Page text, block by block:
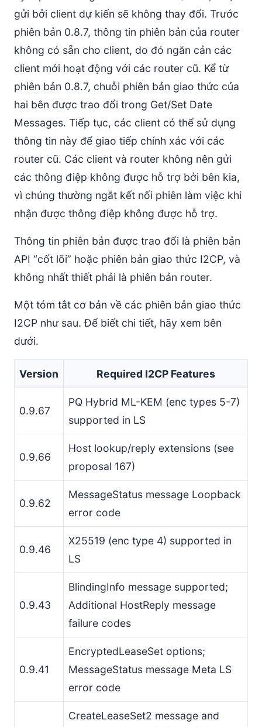
gửi bởi client dự kiến sẽ không thay đổi. Trước
phiên bản 0.8.7, thông tin phiên bản của router
không có sẵn cho client, do đó ngăn cản các
client mới hoạt động với các router cũ. Kể từ
phiên bản 0.8.7, chuỗi phiên bản giao thức của
hai bên được trao đổi trong Get/Set Date
Messages. Tiếp tục, các client có thể sử dụng
thông tin này để giao tiếp chính xác với các
router cũ. Các client và router không nên gửi
các thông điệp không được hỗ trợ bởi bên kia,
vì chúng thường ngắt kết nối phiên làm việc khi
nhận được thông điệp không được hỗ trợ.
Thông tin phiên bản được trao đổi là phiên bản
API “cốt lõi” hoặc phiên bản giao thức I2CP, và
không nhất thiết phải là phiên bản router.
Một tóm tắt cơ bản về các phiên bản giao thức
I2CP như sau. Để biết chi tiết, hãy xem bên
dưới.
Version Required I2CP Features
0.9.67
PQ Hybrid ML-KEM (enc types 5-7)
supported in LS
0.9.66
Host lookup/reply extensions (see
proposal 167)
0.9.62
MessageStatus message Loopback
error code
0.9.46
X25519 (enc type 4) supported in
LS
0.9.43
BlindingInfo message supported;
Additional HostReply message
failure codes
0.9.41
EncryptedLeaseSet options;
MessageStatus message Meta LS
error code
CreateLeaseSet2 message and